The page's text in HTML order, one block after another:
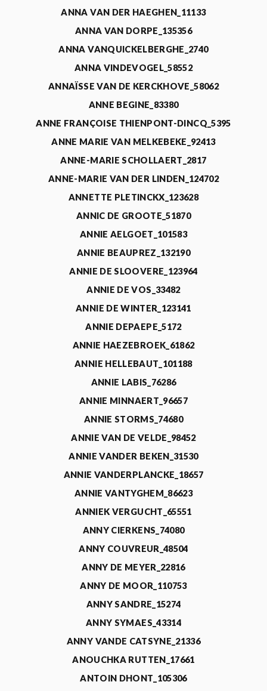
ANNA VAN DER HAEGHEN_11133
ANNA VAN DORPE_135356
ANNA VANQUICKELBERGHE_2740
ANNA VINDEVOGEL_58552
ANNAÏSSE VAN DE KERCKHOVE_58062
ANNE BEGINE_83380
ANNE FRANÇOISE THIENPONT-DINCQ_5395
ANNE MARIE VAN MELKEBEKE_92413
ANNE-MARIE SCHOLLAERT_2817
ANNE-MARIE VAN DER LINDEN_124702
ANNETTE PLETINCKX_123628
ANNIC DE GROOTE_51870
ANNIE AELGOET_101583
ANNIE BEAUPREZ_132190
ANNIE DE SLOOVERE_123964
ANNIE DE VOS_33482
ANNIE DE WINTER_123141
ANNIE DEPAEPE_5172
ANNIE HAEZEBROEK_61862
ANNIE HELLEBAUT_101188
ANNIE LABIS_76286
ANNIE MINNAERT_96657
ANNIE STORMS_74680
ANNIE VAN DE VELDE_98452
ANNIE VANDER BEKEN_31530
ANNIE VANDERPLANCKE_18657
ANNIE VANTYGHEM_86623
ANNIEK VERGUCHT_65551
ANNY CIERKENS_74080
ANNY COUVREUR_48504
ANNY DE MEYER_22816
ANNY DE MOOR_110753
ANNY SANDRE_15274
ANNY SYMAES_43314
ANNY VANDE CATSYNE_21336
ANOUCHKA RUTTEN_17661
ANTOIN DHONT_105306